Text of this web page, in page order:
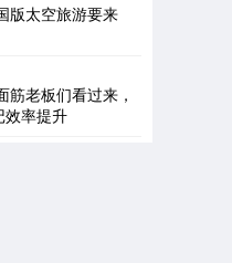
版太空旅游要来
筋老板们看过来，
效率提升